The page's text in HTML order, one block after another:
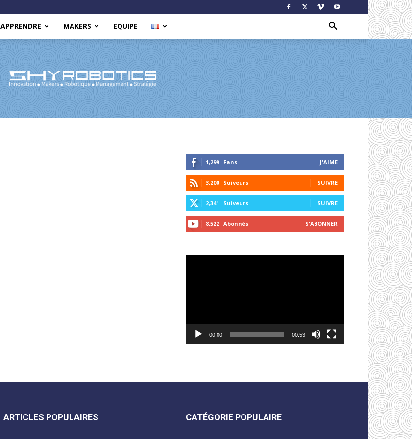
APPRENDRE MAKERS EQUIPE
1,299 Fans J'AIME
3,200 Suiveurs SUIVRE
2,341 Suiveurs SUIVRE
8,522 Abonnés S'ABONNER
00:00 00:53
ARTICLES POPULAIRES CATÉGORIE POPULAIRE